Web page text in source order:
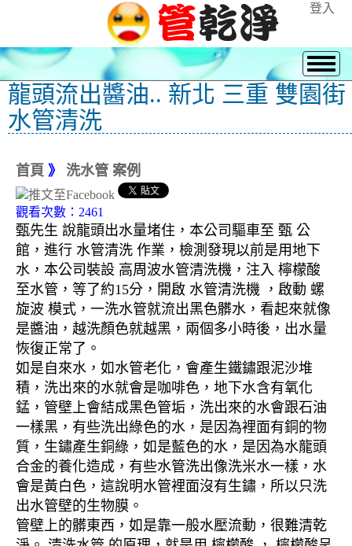
登入
龍頭流出醬油.. 新北 三重 雙園街
水管清洗
首頁 》 洗水管 案例
觀看次數：2461
甄先生 說龍頭出水量堵住，本公司驅車至 甄 公
館，進行 水管清洗 作業，檢測發現以前是用地下
水，本公司裝設 高周波水管清洗機，注入 檸檬酸
至水管，等了約15分，開啟 水管清洗機 ，啟動 螺
旋波 模式，一洗水管就流出黑色髒水，看起來就像
是醬油，越洗顏色就越黑，兩個多小時後，出水量
恢復正常了。
如是自來水，如水管老化，會產生鐵鏽跟泥沙堆
積，洗出來的水就會是咖啡色，地下水含有氧化
錳，管壁上會結成黑色管垢，洗出來的水會跟石油
一樣黑，有些洗出綠色的水，是因為裡面有銅的物
質，生鏽產生銅綠，如是藍色的水，是因為水龍頭
合金的養化造成，有些水管洗出像洗米水一樣，水
會是黃白色，這說明水管裡面沒有生鏽，所以只洗
出水管壁的生物膜。
管壁上的髒東西，如是靠一般水壓流動，很難清乾